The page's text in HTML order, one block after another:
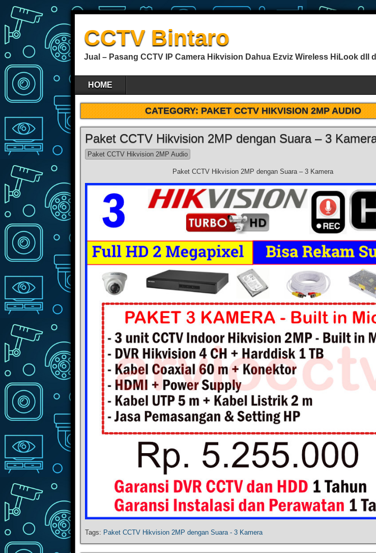
CCTV Bintaro
Jual – Pasang CCTV IP Camera Hikvision Dahua Ezviz Wireless HiLook dll
HOME
CATEGORY:PAKET CCTV HIKVISION 2MP AUDIO
Paket CCTV Hikvision 2MP dengan Suara – 3
Paket CCTV Hikvision 2MP Audio
Paket CCTV Hikvision 2MP dengan Suara – 3 Kamera
Tags: Paket CCTV Hikvision 2MP dengan Suara - 3 Kamera